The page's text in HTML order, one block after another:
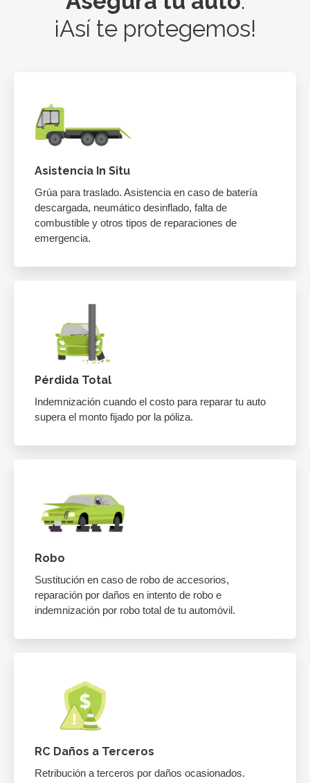
¡Así te protegemos!
Asistencia In Situ
Grúa para traslado. Asistencia en caso de batería
descargada, neumático desinflado, falta de
combustible y otros tipos de reparaciones de
emergencia.
Pérdida Total
Indemnización cuando el costo para reparar tu auto
supera el monto fijado por la póliza.
Robo
Sustitución en caso de robo de accesorios,
reparación por daños en intento de robo e
indemnización por robo total de tu automóvil.
RC Daños a Terceros
Retribución a terceros por daños ocasionados.